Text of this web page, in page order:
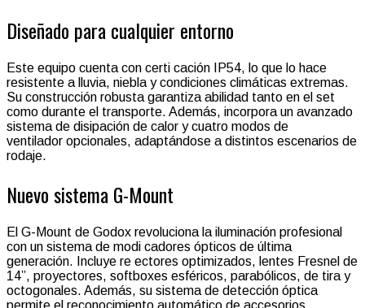
Diseñado para cualquier entorno
Este equipo cuenta con certi cación IP54, lo que lo hace
resistente a lluvia, niebla y condiciones climáticas extremas.
Su construcción robusta garantiza abilidad tanto en el set
como durante el transporte. Además, incorpora un avanzado
sistema de disipación de calor y cuatro modos de
ventilador opcionales, adaptándose a distintos escenarios de
rodaje.
Nuevo sistema G-Mount
El G-Mount de Godox revoluciona la iluminación profesional
con un sistema de modi cadores ópticos de última
generación. Incluye re ectores optimizados, lentes Fresnel de
14’’, proyectores, softboxes esféricos, parabólicos, de tira y
octogonales. Además, su sistema de detección óptica
permite el reconocimiento automático de accesorios,